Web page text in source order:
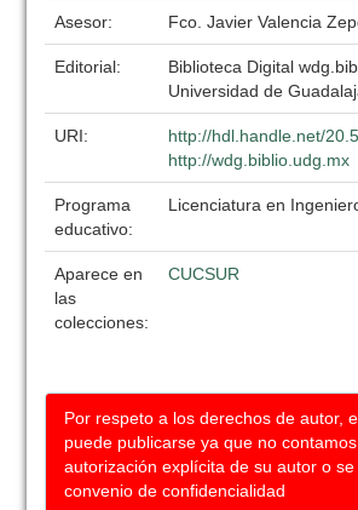
Asesor: Fco. Javier Valencia
Editorial:
Biblioteca Digital
Universidad de
URI:
http://hdl.handle.net/
http://wdg.biblio.udg.mx
Programa
educativo:
Licenciatura en
Aparece en
las
colecciones:
CUCSUR
Por respeto a los derechos de autor,
puede publicarse ya que no
autorización explícita de su autor o
convenio de confidencialidad